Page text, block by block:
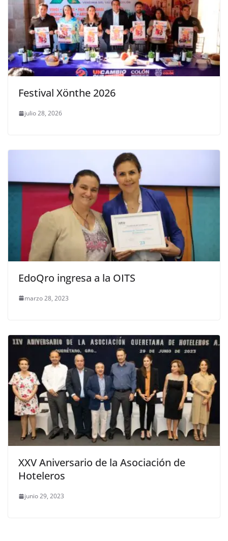
Festival Xönthe 2026
julio 28, 2026
EdoQro ingresa a la OITS
marzo 28, 2023
XXV Aniversario de la Asociación de
Hoteleros
junio 29, 2023